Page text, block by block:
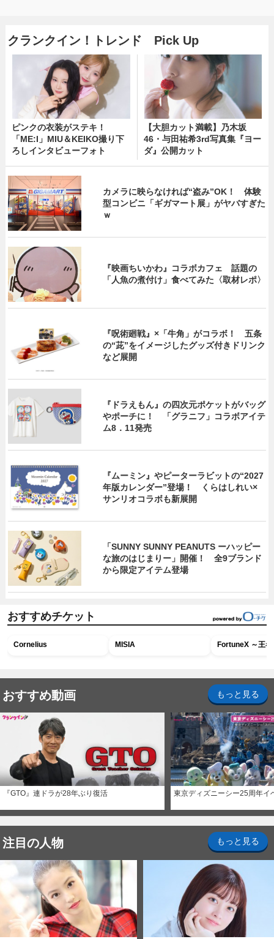
クランクイン！トレンド Pick Up
ピンクの衣装がステキ！
「ME:I」MIU＆KEIKO撮り下
ろしインタビューフォト
【大胆カット満載】乃木坂
46・与田祐希3rd写真集『ヨー
ダ』公開カット
カメラに映らなければ“盗み”OK！ 体験
型コンビニ「ギガマート展」がヤバすぎた
ｗ
『映画ちいかわ』コラボカフェ 話題の
「人魚の煮付け」食べてみた〈取材レポ〉
『呪術廻戦』×「牛角」がコラボ！ 五条
の“茈”をイメージしたグッズ付きドリンク
など展開
『ドラえもん』の四次元ポケットがバッグ
やポーチに！ 「グラニフ」コラボアイテ
ム8．11発売
『ムーミン』やピーターラビットの“2027
年版カレンダー”登場！ くらはしれい×
サンリオコラボも新展開
「SUNNY SUNNY PEANUTS ーハッピー
な旅のはじまりー」開催！ 全9ブランド
から限定アイテム登場
おすすめチケット
Cornelius MISIA FortuneX ～王
おすすめ動画 もっと見る
『GTO』連ドラが28年ぶり復活 東京ディズニーシー25周年イ
注目の人物 もっと見る